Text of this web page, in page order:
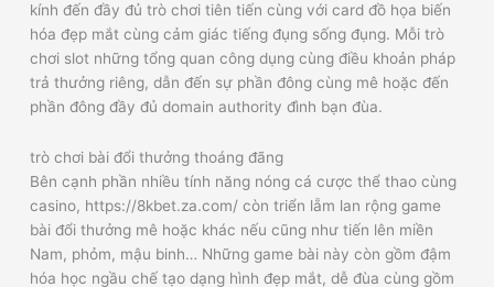
kính đến đầy đủ trò chơi tiên tiến cùng với card đồ họa biến
hóa đẹp mắt cùng cảm giác tiếng đụng sống đụng. Mỗi trò
chơi slot những tổng quan công dụng cùng điều khoản pháp
trả thưởng riêng, dẫn đến sự phần đông cùng mê hoặc đến
phần đông đầy đủ domain authority đình bạn đùa.
trò chơi bài đổi thưởng thoáng đãng
Bên cạnh phần nhiều tính năng nóng cá cược thể thao cùng
casino, https://8kbet.za.com/ còn triển lẵm lan rộng game
bài đổi thưởng mê hoặc khác nếu cũng như tiến lên miền
Nam, phỏm, mậu binh… Những game bài này còn gồm đậm
hóa học ngầu chế tạo dạng hình đẹp mắt, dễ đùa cùng gồm